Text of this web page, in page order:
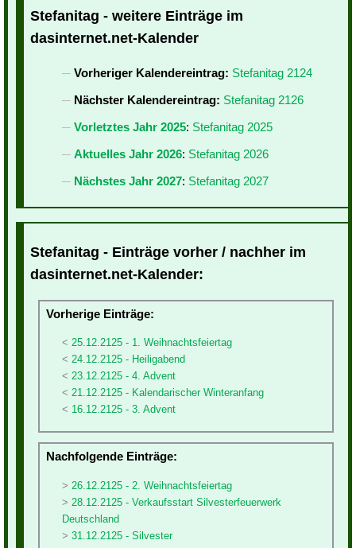
Stefanitag - weitere Einträge im
dasinternet.net-Kalender
Vorheriger Kalendereintrag: Stefanitag 2124
Nächster Kalendereintrag: Stefanitag 2126
Vorletztes Jahr 2025: Stefanitag 2025
Aktuelles Jahr 2026: Stefanitag 2026
Nächstes Jahr 2027: Stefanitag 2027
Stefanitag - Einträge vorher / nachher im
dasinternet.net-Kalender:
Vorherige Einträge:
25.12.2125 - 1. Weihnachtsfeiertag
24.12.2125 - Heiligabend
23.12.2125 - 4. Advent
21.12.2125 - Kalendarischer Winteranfang
16.12.2125 - 3. Advent
Nachfolgende Einträge:
26.12.2125 - 2. Weihnachtsfeiertag
28.12.2125 - Verkaufsstart Silvesterfeuerwerk
Deutschland
31.12.2125 - Silvester